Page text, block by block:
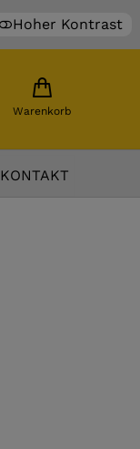
Hoher Kontrast
Warenkorb
KONTAKT